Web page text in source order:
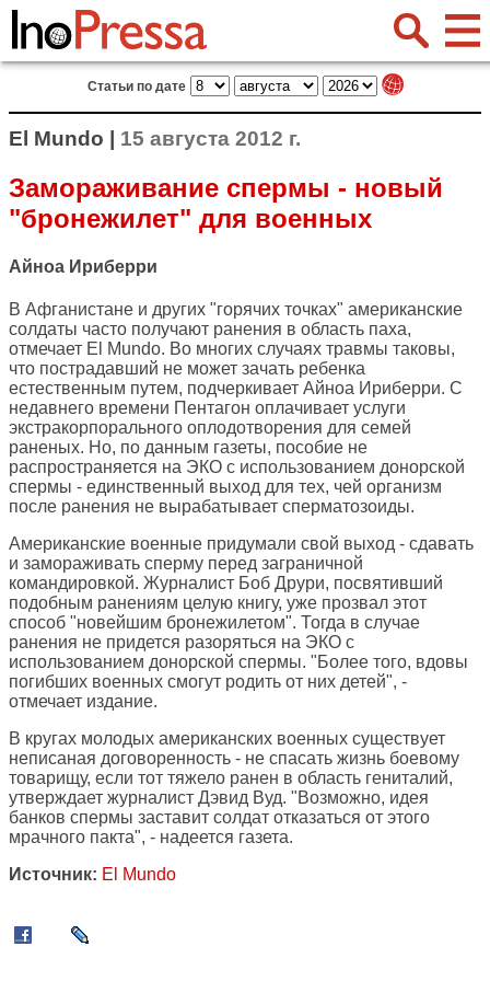
Статьи по дате
El Mundo | 15 августа 2012 г.
Замораживание спермы - новый
"бронежилет" для военных
Айноа Ириберри
В Афганистане и других "горячих точках" американские
солдаты часто получают ранения в область паха,
отмечает El Mundo. Во многих случаях травмы таковы,
что пострадавший не может зачать ребенка
естественным путем, подчеркивает Айноа Ириберри. С
недавнего времени Пентагон оплачивает услуги
экстракорпорального оплодотворения для семей
раненых. Но, по данным газеты, пособие не
распространяется на ЭКО с использованием донорской
спермы - единственный выход для тех, чей организм
после ранения не вырабатывает сперматозоиды.
Американские военные придумали свой выход - сдавать
и замораживать сперму перед заграничной
командировкой. Журналист Боб Друри, посвятивший
подобным ранениям целую книгу, уже прозвал этот
способ "новейшим бронежилетом". Тогда в случае
ранения не придется разоряться на ЭКО с
использованием донорской спермы. "Более того, вдовы
погибших военных смогут родить от них детей", -
отмечает издание.
В кругах молодых американских военных существует
неписаная договоренность - не спасать жизнь боевому
товарищу, если тот тяжело ранен в область гениталий,
утверждает журналист Дэвид Вуд. "Возможно, идея
банков спермы заставит солдат отказаться от этого
мрачного пакта", - надеется газета.
Источник: El Mundo